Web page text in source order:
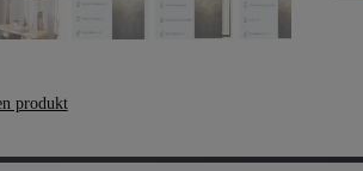
produkt